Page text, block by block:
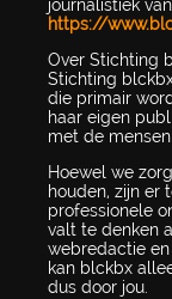
journalistiek
https://
Over Stichting
Stichting
die primair
haar eigen
met de
Hoewel we
houden, zijn er
professionele
valt te denken
webredactie
kan blckbx
dus door jou.